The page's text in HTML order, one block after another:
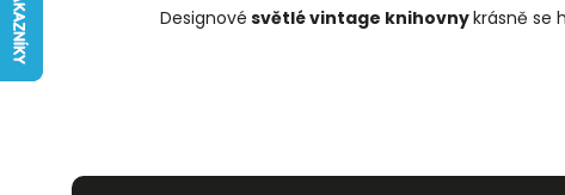
Světla skladem
Doplňky a
Designové světlé vintage knihovnykrásně se